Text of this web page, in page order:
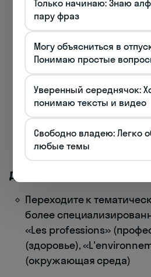
animaux» (животные)
Выбирайте словари с
иллюстрациями без
Обращайте внимание на
транскрипцией
Идеальный вариант:
dictionnaire visuel
Imagier»
Для среднего уровня (B1-B2):
Переходите к
более
«Les professions»
(здоровье),
(окружающая среда)
Только начинаю: Знаю
пару фраз
Могу объясниться в
Понимаю простые
Уверенный середнячок:
понимаю тексты и видео
Свободно владею: Легко
любые темы